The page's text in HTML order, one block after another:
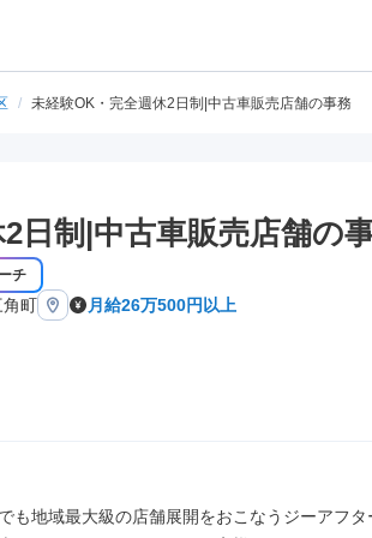
/ 未経験OK・完全週休2日制|中古車販売店舗の事務
日制|中古車販売店舗の
チ
町 月給26万500円以上
も地域最大級の店舗展開をおこなうジーアフタ